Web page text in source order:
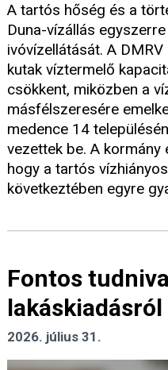
A tartós hőség és a
Duna-vízállás
ivóvízellátását. A
kutak víztermelő
csökkent, miközben a
másfélszeresére
medence 14
vezettek be. A
hogy a tartós
következtében egyre
Fontos
lakáskiadásról
2026. július 31.